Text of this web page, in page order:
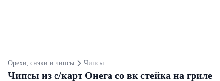
Орехи, снэки и чипсы Чипсы
Чипсы из с/карт Онега со вк стейка на гриле